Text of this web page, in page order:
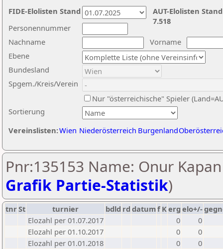
Nachname
Vorname
Ebene
Sortierung
Personennummer
Bundesland
Spgem./Kreis/Verein
Nur "österreichische" Spieler
Vereinslisten:Wien Niederösterreich Burgenland
AUT-Elolisten
7.518
FIDE-Elolisten Stand
Pnr:135153 Name: Onur
Grafik Partie-Statistik)
tnrSt turnier bdld rd datumf Kerg elo+/-
Elozahl per 01.07.2017
0
0
Elozahl per 01.10.2017
0
0
Elozahl per 01.01.2018
0
0